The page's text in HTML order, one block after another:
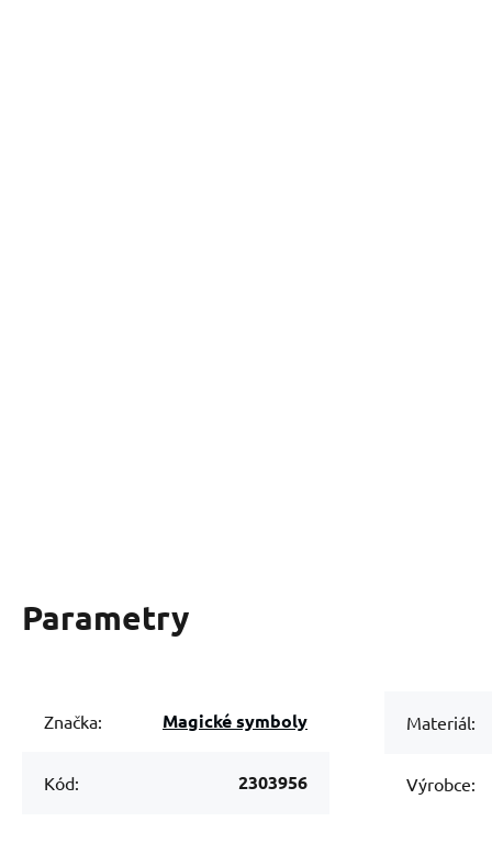
Parametry
Značka: Magické symboly
Kód: 2303956
Materiál:
Výrobce: